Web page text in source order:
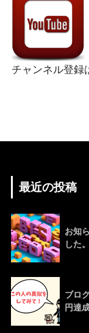
チャンネル登録
最近の投稿
お知
した
ブロ
円達